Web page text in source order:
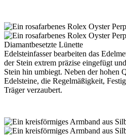
Diamantbesetzte Lünette
Edelsteinfasser bearbeiten das
der Stein extrem präzise eingefügt
Stein hin umbiegt. Neben der hohen
Edelsteine, die Regelmäßigkeit,
Träger verzaubert.